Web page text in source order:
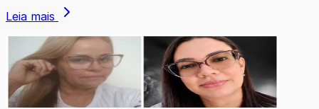
Leia mais